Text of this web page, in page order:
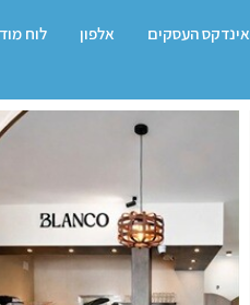
אינדקס העסקים אלפון לוח